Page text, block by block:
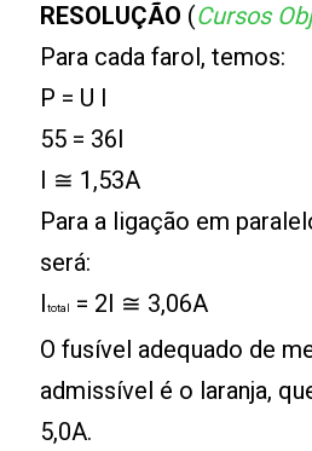
RESOLUÇÃO (Cursos
Para cada farol, temos:
P = U I
55 = 36I
I ≅ 1,53A
Para a ligação em
será:
Itotal
= 2I ≅ 3,06A
O fusível adequado de
admissível é o laranja,
5,0A.